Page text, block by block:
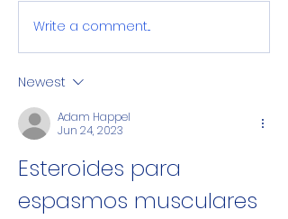
Write a comment...
Newest
Adam Happel
Jun 24, 2023
Esteroides para
espasmos musculares